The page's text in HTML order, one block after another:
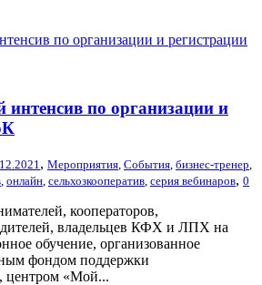
интенсив по организации и
, Мероприятия События бизнес-тренер
онлайн сельхозкооператив серия вебинаров, 0
кооператоров,
владельцев КФХ и ЛПХ на
обучение, организованное
фондом поддержки
центром «Мой...